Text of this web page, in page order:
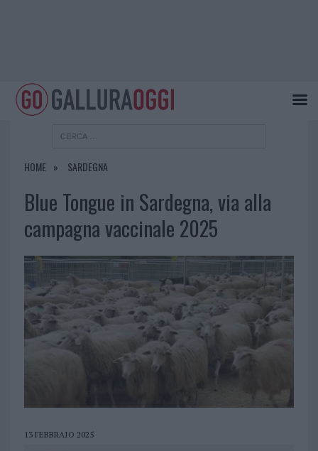
HOME SARDEGNA
Blue Tongue in Sardegna, via alla
campagna vaccinale 2025
13 FEBBRAIO 2025